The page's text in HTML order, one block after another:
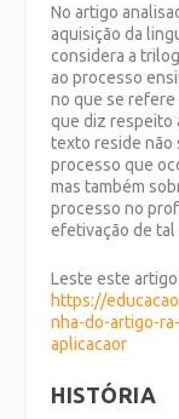
No artigo
aquisição da
considera a
ao processo
no que se
que diz respeito
texto reside não
processo que
mas também
processo no
efetivação de tal
Leste este artigo:
https://
nha-do-artigo-
aplicacaor
HISTÓRIA